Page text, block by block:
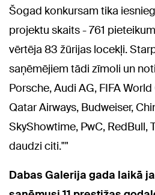
Šogad konkursam tika
projektu skaits - 761
vērtēja 83 žūrijas locekļi.
saņēmējiem tādi zīmoli un
Porsche, Audi AG, FIFA
Qatar Airways, Budweiser,
SkyShowtime, PwC, RedBull,
daudzi citi.""
Dabas Galerija gada laikā